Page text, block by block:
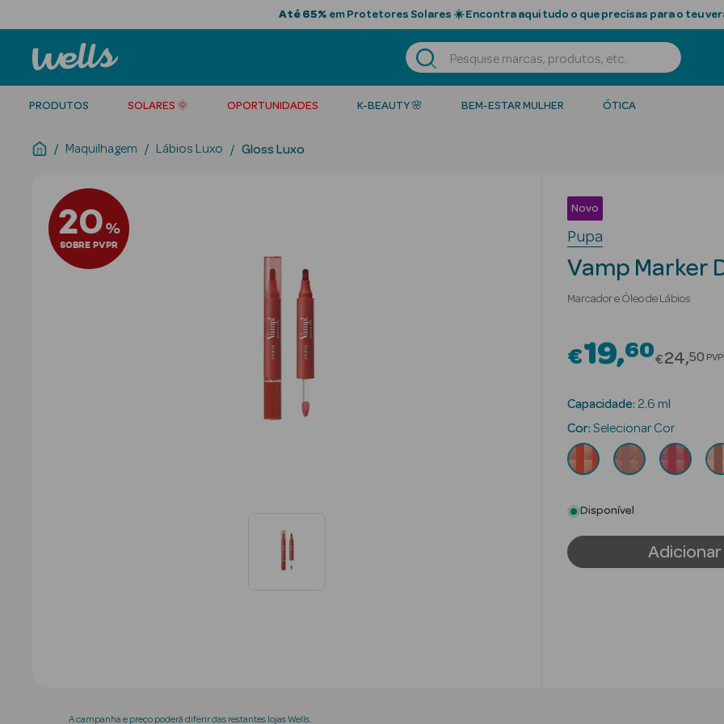
Até 65% em Protetores Solares ☀️ Encontra aqui tudo o que precisas para o teu
PRODUTOS SOLARES 🌞 OPORTUNIDADES K-BEAUTY 🌸 BEM-ESTAR MULHER ÓTICA
Maquilhagem Lábios Luxo Gloss Luxo
20%
SOBRE PVPR
Novo
Pupa
Vamp Marker
Marcador e Óleo de Lábios
€19 60Price
€24 50
Capacidade: 2.6 ml
Cor: Selecionar Cor
Disponível
Adicionar
A campanha e preço poderá diferir das restantes lojas Wells.